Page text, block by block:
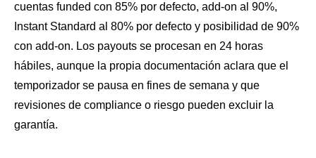
cuentas funded con 85% por defecto, add-on al 90%,
Instant Standard al 80% por defecto y posibilidad de 90%
con add-on. Los payouts se procesan en 24 horas
hábiles, aunque la propia documentación aclara que el
temporizador se pausa en fines de semana y que
revisiones de compliance o riesgo pueden excluir la
garantía.